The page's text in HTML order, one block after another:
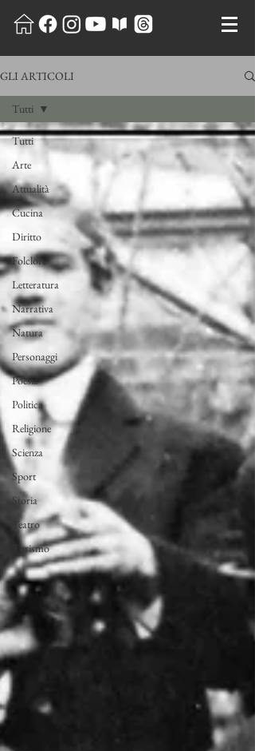
GLI ARTICOLI
Tutti
Arte
Attualità
Cucina
Diritto
Folclore
Letteratura
Narrativa
Natura
Personaggi
Poesia
Politica
Religione
Scienza
Sport
Storia
Teatro
Turismo
Tutti